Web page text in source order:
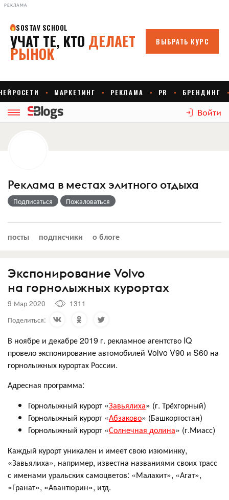
РЕКЛАМА
Войти
Реклама в местах элитного отдыха
Подписаться Пожаловаться
посты подписчики о блоге
Экспонирование Volvo
на горнолыжных курортах
9 Мар 2020
1311
Поделиться:
В ноябре и декабре 2019 г. рекламное агентство IQ
провело экспонирование автомобилей Volvo V90 и S60 на
горнолыжных курортах России.
Адресная программа:
Горнолыжный курорт «Завьялиха» (г. Трёхгорный)
Горнолыжный курорт «Абзаково» (Башкортостан)
Горнолыжный курорт «Солнечная долина» (г.Миасс)
Каждый курорт уникален и имеет свою изюминку,
«Завьялиха», например, известна названиями своих трасс
с именами уральских самоцветов: «Малахит», «Агат»,
«Гранат», «Авантюрин», итд.